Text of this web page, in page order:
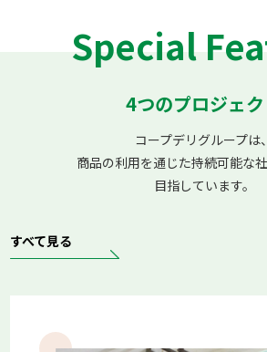
いばらきコープ
とちぎコープ
コープ
【食べて未来へつなごう】有機農産物～有限
産かぼちゃ 九重栗）～
【食べて未来へつなごう】有機農産物～有限
合会
Special
4つのプロジェク
コープデリグループは、
商品の利用を通じた持続可能な
目指しています。
すべて見る